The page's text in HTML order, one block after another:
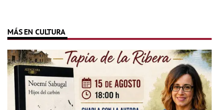
MÁS EN CULTURA